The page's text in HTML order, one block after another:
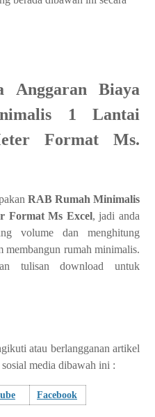
Anggaran Biaya
1 Lantai
Format Ms.
RAB Rumah Minimalis
Format Ms Excel, jadi anda
volume dan menghitung
membangun rumah minimalis.
tulisan download untuk
atau berlangganan artikel
media dibawah ini :
Facebook